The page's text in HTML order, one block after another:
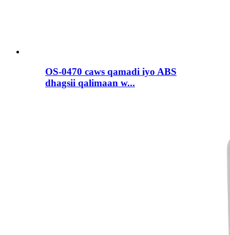
OS-0470 caws qamadi iyo ABS
dhagsii qalimaan w...